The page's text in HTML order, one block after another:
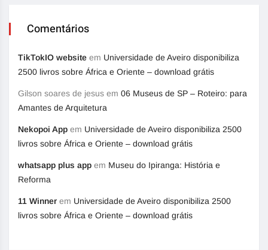
Comentários
TikTokIO website em Universidade de Aveiro disponibiliza
2500 livros sobre África e Oriente – download grátis
Gilson soares de jesus em 06 Museus de SP – Roteiro: para
Amantes de Arquitetura
Nekopoi App em Universidade de Aveiro disponibiliza 2500
livros sobre África e Oriente – download grátis
whatsapp plus app em Museu do Ipiranga: História e
Reforma
11 Winner em Universidade de Aveiro disponibiliza 2500
livros sobre África e Oriente – download grátis